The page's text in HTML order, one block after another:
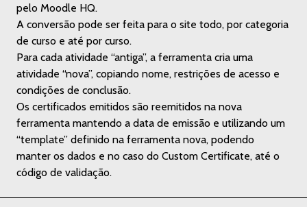
pelo Moodle HQ.
A conversão pode ser feita para o site todo, por categoria
de curso e até por curso.
Para cada atividade “antiga”, a ferramenta cria uma
atividade “nova”, copiando nome, restrições de acesso e
condições de conclusão.
Os certificados emitidos são reemitidos na nova
ferramenta mantendo a data de emissão e utilizando um
“template” definido na ferramenta nova, podendo
manter os dados e no caso do Custom Certificate, até o
código de validação.